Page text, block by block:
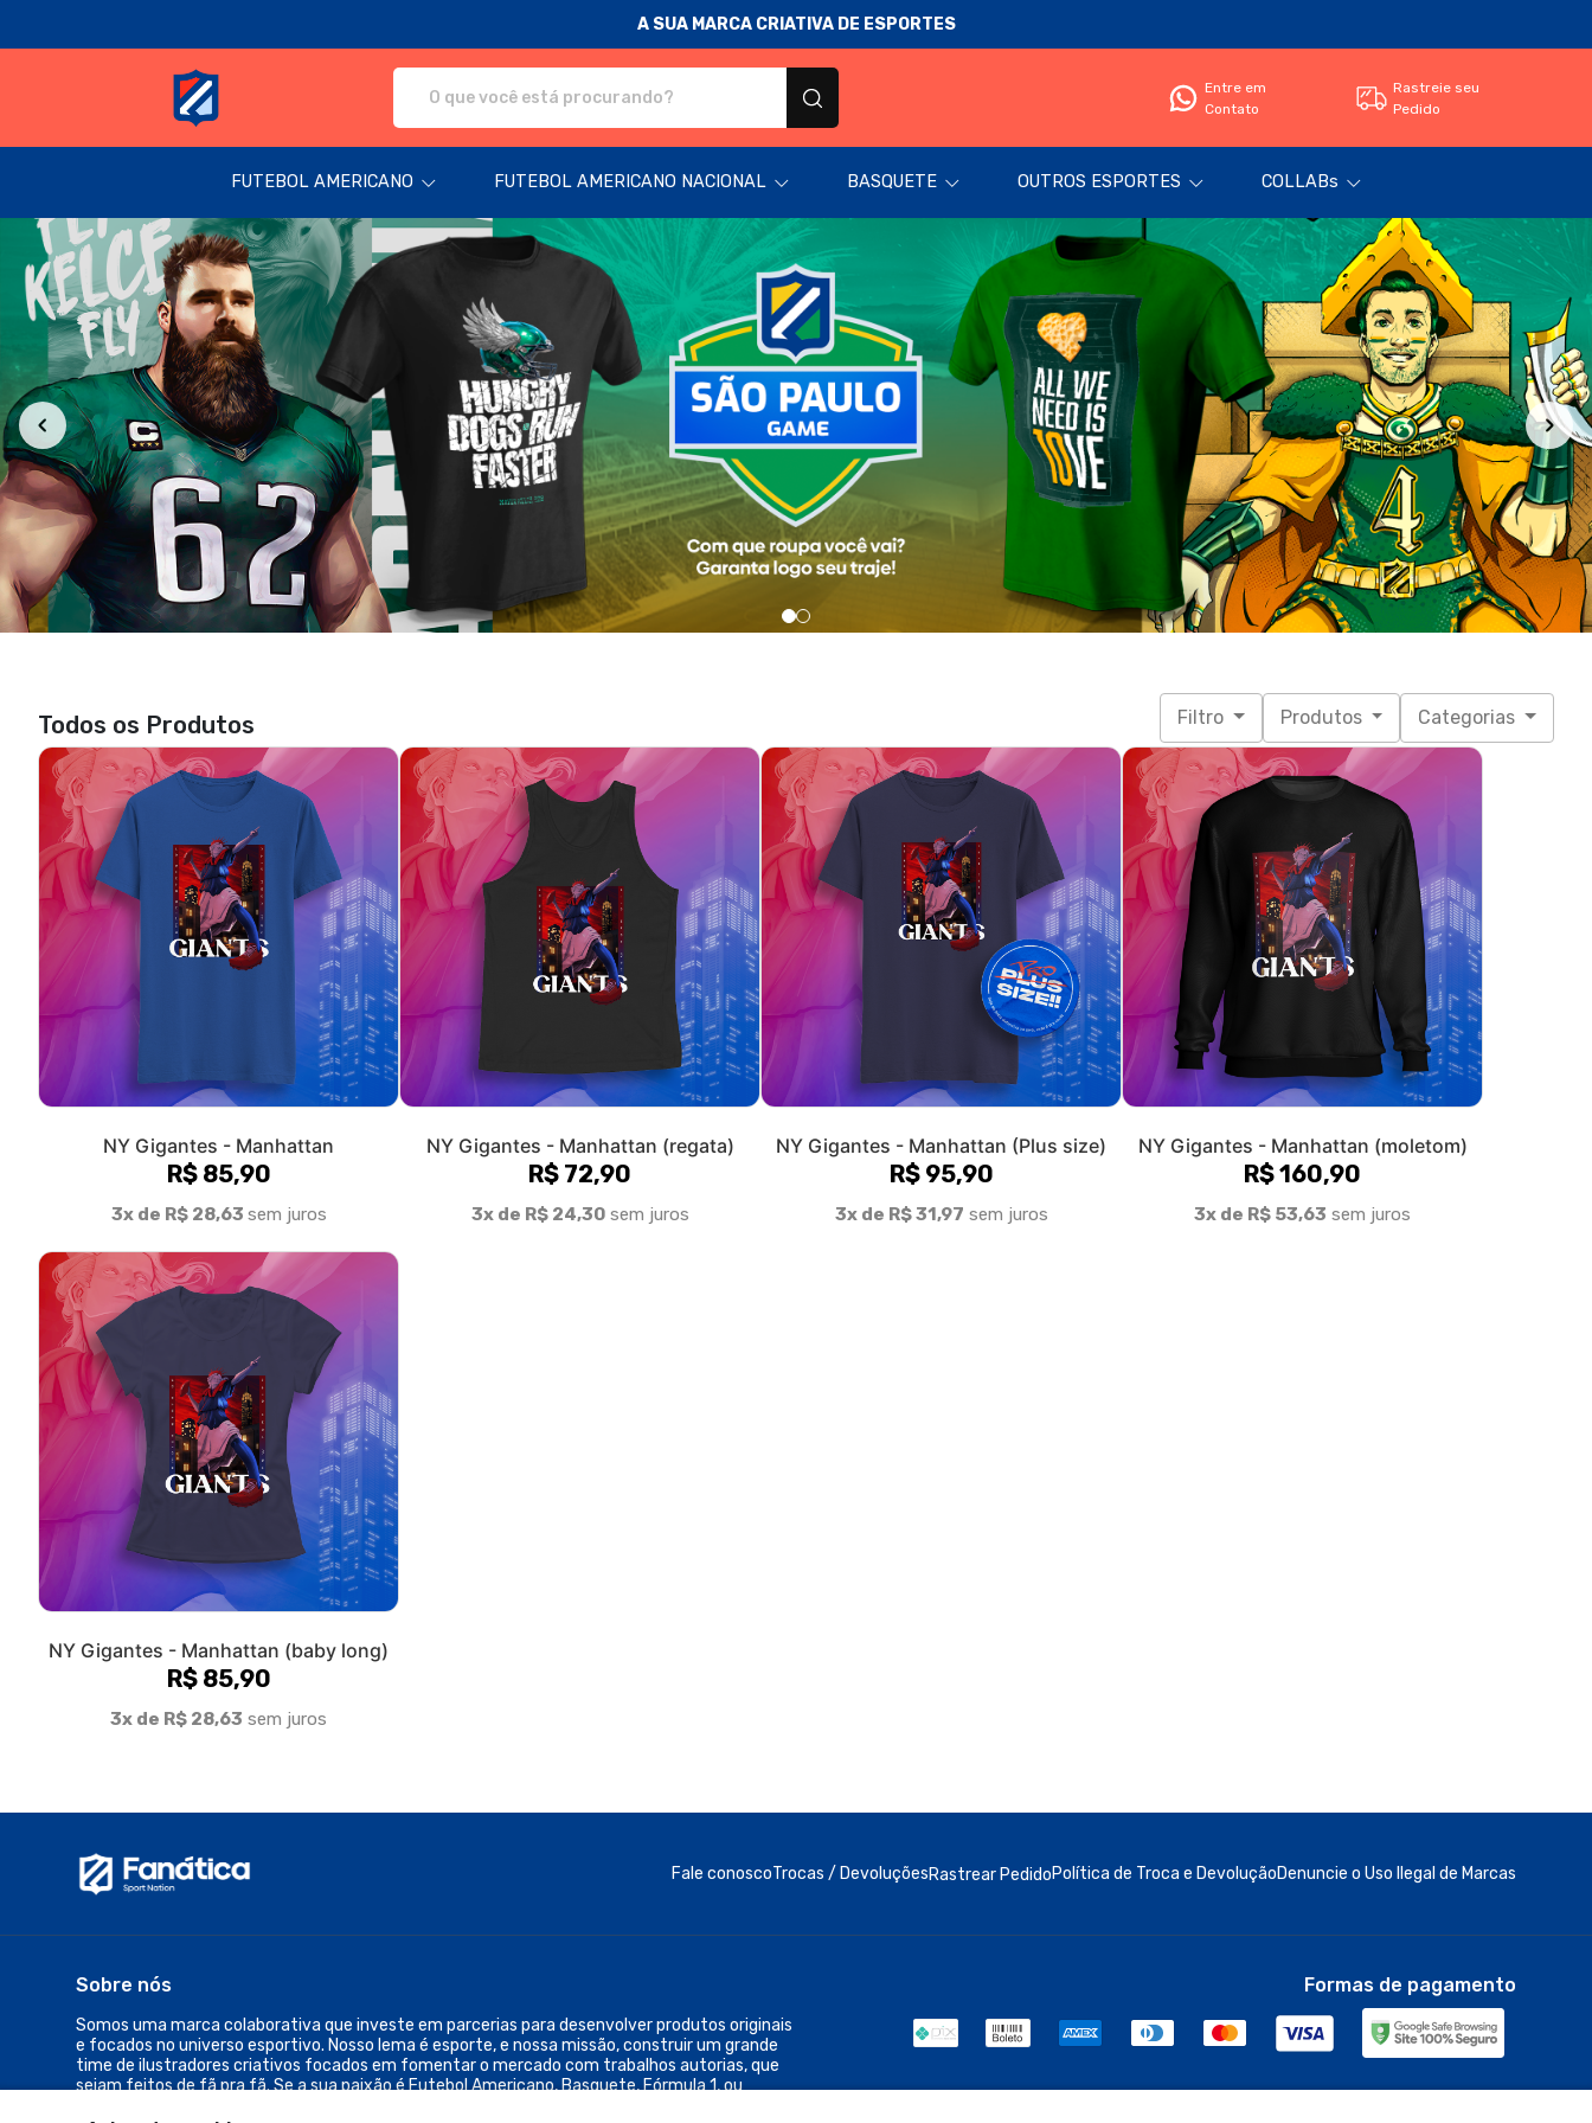
A SUA MARCA CRIATIVA DE ESPORTES
Fanática Sport Nation - Camisetas e produtos personalizados
Entre em
Contato
Rastreie seu
Pedido
FUTEBOL AMERICANO FUTEBOL AMERICANO NACIONAL BASQUETE OUTROS ESPORTES COLLABs
Todos os Produtos Filtro Produtos Categorias
NY Gigantes - Manhattan
R$ 85,90
3x de R$ 28,63 sem juros
NY Gigantes - Manhattan (regata)
R$ 72,90
3x de R$ 24,30 sem juros
NY Gigantes - Manhattan (Plus size)
R$ 95,90
3x de R$ 31,97 sem juros
NY Gigantes - Manhattan (moletom)
R$ 160,90
3x de R$ 53,63 sem juros
NY Gigantes - Manhattan (baby long)
R$ 85,90
Sobre nós
e focados no universo esportivo. Nosso lema é esporte, e nossa missão, construir um grande
time de ilustradores criativos focados em fomentar o mercado com trabalhos autorias, que
qualquer outro esporte... seu lugar é aqui.
Acompanhe-nos: